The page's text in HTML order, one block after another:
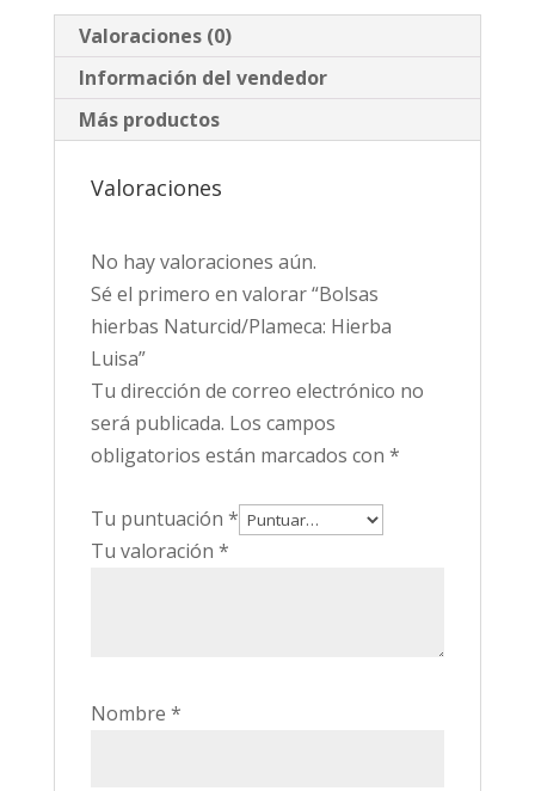
Valoraciones (0)
Información del vendedor
Más productos
Valoraciones
No hay valoraciones aún.
Sé el primero en valorar “Bolsas
hierbas Naturcid/Plameca: Hierba
Luisa”
Tu dirección de correo electrónico no
será publicada. Los campos
obligatorios están marcados con *
Tu puntuación *
Tu valoración *
Nombre *